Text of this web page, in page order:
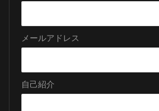
メールアドレス
自己紹介